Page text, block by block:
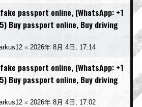
passport online, (WhatsApp: +1
Buy passport online, Buy driving
« 2026年 8月 4日, 17:14
passport online, (WhatsApp: +1
Buy passport online, Buy driving
« 2026年 8月 4日, 17:02